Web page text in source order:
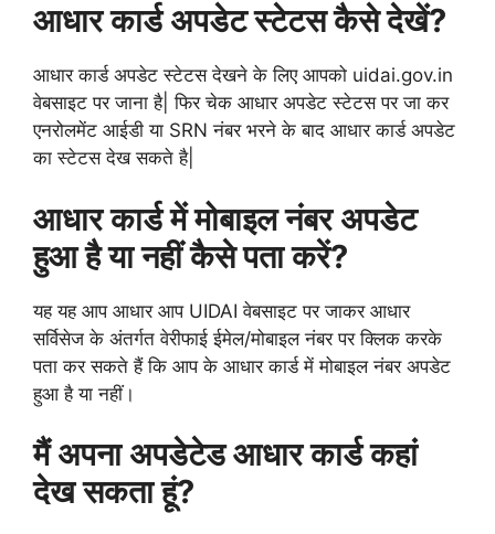
आधार कार्ड अपडेट स्टेटस कैसे देखें?
आधार कार्ड अपडेट स्टेटस देखने के लिए आपको uidai.gov.in
वेबसाइट पर जाना है| फिर चेक आधार अपडेट स्टेटस पर जा कर
एनरोलमेंट आईडी या SRN नंबर भरने के बाद आधार कार्ड अपडेट
का स्टेटस देख सकते है|
आधार कार्ड में मोबाइल नंबर अपडेट
हुआ है या नहीं कैसे पता करें?
यह यह आप आधार आप UIDAI वेबसाइट पर जाकर आधार
सर्विसेज के अंतर्गत वेरीफाई ईमेल/मोबाइल नंबर पर क्लिक करके
पता कर सकते हैं कि आप के आधार कार्ड में मोबाइल नंबर अपडेट
हुआ है या नहीं।
मैं अपना अपडेटेड आधार कार्ड कहां
देख सकता हूं?